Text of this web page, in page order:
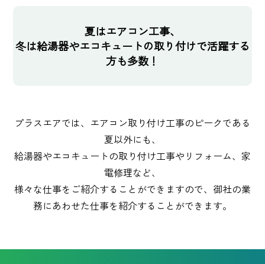
夏はエアコン工事、
冬は給湯器やエコキュートの取り付けで活躍する
方も多数！
プラスエアでは、エアコン取り付け工事のピークである
夏以外にも、
給湯器やエコキュートの取り付け工事やリフォーム、家
電修理など、
様々な仕事をご紹介することができますので、 御社の業
務にあわせた仕事を紹介することができます。